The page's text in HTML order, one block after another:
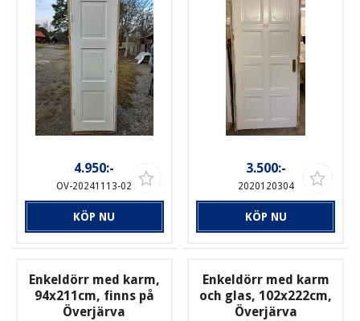
4.950:-
OV-20241113-02
KÖP NU
3.500:-
2020120304
KÖP NU
Enkeldörr med karm,
94x211cm, finns på
Överjärva
Enkeldörr med karm
och glas, 102x222cm,
Överjärva